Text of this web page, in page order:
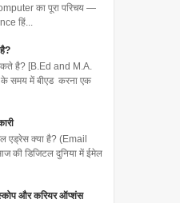
का पूरा परिचय —
हिं...
है? [B.Ed and M.A.
समय में बीएड करना एक
एड्रेस क्या है? (Email
डिजिटल दुनिया में ईमेल
स्कोप और करियर ऑप्शंस